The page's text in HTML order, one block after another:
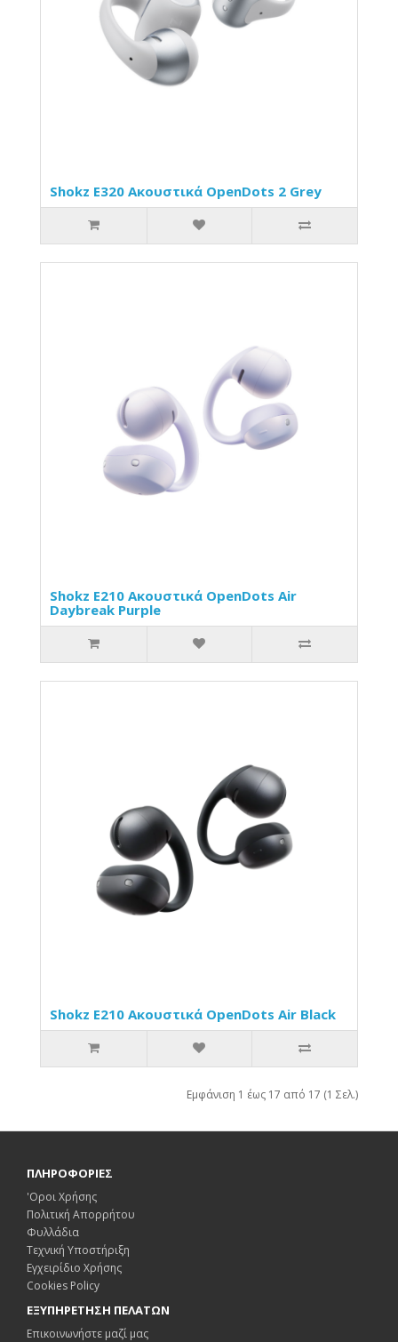
Shokz E320 Ακουστικά OpenDots 2 Grey
Shokz E210 Ακουστικά OpenDots Air
Daybreak Purple
Shokz E210 Ακουστικά OpenDots Air Black
Εμφάνιση 1 έως 17 από 17 (1 Σελ.)
ΠΛΗΡΟΦΟΡΙΕΣ
'Οροι Χρήσης
Πολιτική Απορρήτου
Φυλλάδια
Τεχνική Υποστήριξη
Εγχειρίδιο Χρήσης
Cookies Policy
ΕΞΥΠΗΡΕΤΗΣΗ ΠΕΛΑΤΩΝ
Επικοινωνήστε μαζί μας